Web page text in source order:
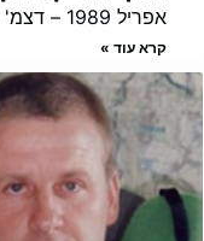
אפריל 1989 – דצמ' 1990
קרא עוד »